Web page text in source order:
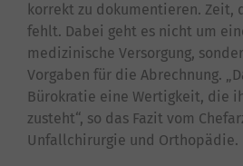
korrekt zu dokumentieren. Zeit,
fehlt. Dabei geht es nicht um
medizinische Versorgung,
Vorgaben für die Abrechnung.
Bürokratie eine Wertigkeit, die
zusteht“, so das Fazit vom
Unfallchirurgie und Orthopädie.